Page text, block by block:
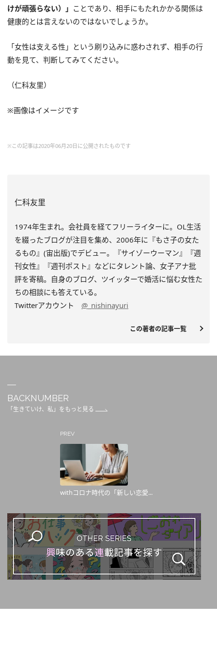
けが頑張らない）」 ことであり、相手にもたれかかる関係は
健康的とは言えないのではないでしょうか。
「女性は支える性」という刷り込みに惑わされず、相手の行
動を見て、判断してみてください。
（仁科友里）
※画像はイメージです
※この記事は2020年06月20日に公開されたものです
仁科友里
1974年生まれ。会社員を経てフリーライターに。OL生活
を綴ったブログが注目を集め、2006年に『もさ子の女た
るもの』(宙出版)でデビュー。『サイゾーウーマン』『週
刊女性』『週刊ポスト』などにタレント論、女子アナ批
評を寄稿。自身のブログ、ツイッターで婚活に悩む女性た
ちの相談にも答えている。
Twitterアカウント @_nishinayuri
この著者の記事一覧
BACKNUMBER
「生きていけ、私」をもっと見る
PREV
withコロナ時代の「新しい恋愛...